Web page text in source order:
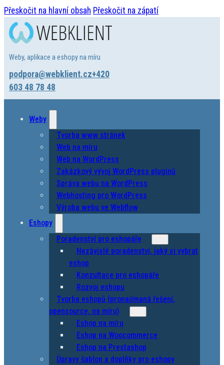
Přeskočit na hlavní obsah Přeskočit na zápatí
Weby, aplikace a eshopy na míru
podpora@webklient.cz+420
603 48 78 48
Weby
Tvorba www stránek
Web na míru
Web na WordPress
Zakázkový vývoj WordPress pluginů
Správa webu na WordPress
Webhosting pro WordPress
Výroba webu ve Webflow
Eshopy
Poradenství pro eshopáře
Nezávislé poradenství, jaký si vybrat
eshop
Konzultace pro eshopáře
Rozvoj eshopu
Tvorba eshopů (pronajímaná řešení,
opensource, na míru)
Eshop na míru
Eshop na Woocommerce
Eshop na Prestashop
Úpravy šablon a doplňky pro eshopy